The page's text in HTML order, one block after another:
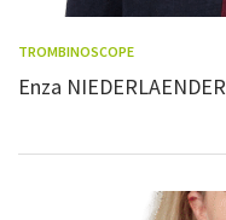
TROMBINOSCOPE
Enza NIEDERLAENDER